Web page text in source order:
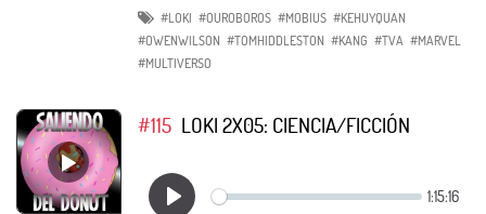
#LOKI #OUROBOROS #MOBIUS #KEHUYQUAN
#OWENWILSON #TOMHIDDLESTON #KANG #TVA #MARVEL
#MULTIVERSO
#115 LOKI 2X05: CIENCIA/FICCIÓN